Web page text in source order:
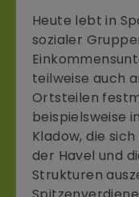
Heute lebt in
sozialer
teilweise auch
Ortsteilen
beispielsweise
Kladow, die
der Havel und
Strukturen